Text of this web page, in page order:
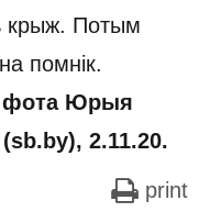
крыж. Потым
помнік.
фота Юрыя
2.11.20.
print